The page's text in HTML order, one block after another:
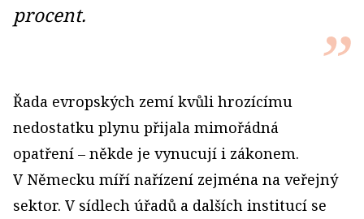
procent.
Řada evropských zemí kvůli hrozícímu
nedostatku plynu přijala mimořádná
opatření – někde je vynucují i zákonem.
V Německu míří nařízení zejména na veřejný
sektor. V sídlech úřadů a dalších institucí se